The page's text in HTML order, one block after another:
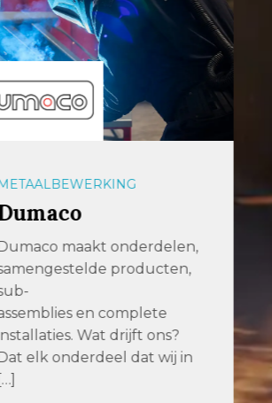
OPSLAGSYSTEMEN
Remmert GmbH
Wij zijn gespecialiseerd in
geautomatiseerde opslag-
en logistieke systemen. Wij
weten hoe we zware […]